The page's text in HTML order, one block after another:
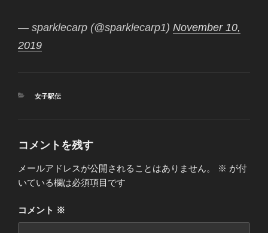
— sparklecarp (@sparklecarp1) November 10,
2019
カ
女子駅伝
コメントを残す
メールアドレスが公開されることはありません。 ※ が付
いている欄は必須項目です
コメント ※